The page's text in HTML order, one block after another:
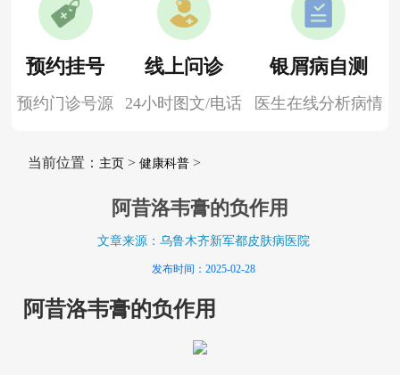
预约挂号
预约门诊号源
线上问诊
24小时图文/电话
银屑病自测
医生在线分析病情
当前位置： 主页> 健康科普>
阿昔洛韦膏的负作用
文章来源：乌鲁木齐新军都皮肤病医院
发布时间：2025-02-28
阿昔洛韦膏的负作用